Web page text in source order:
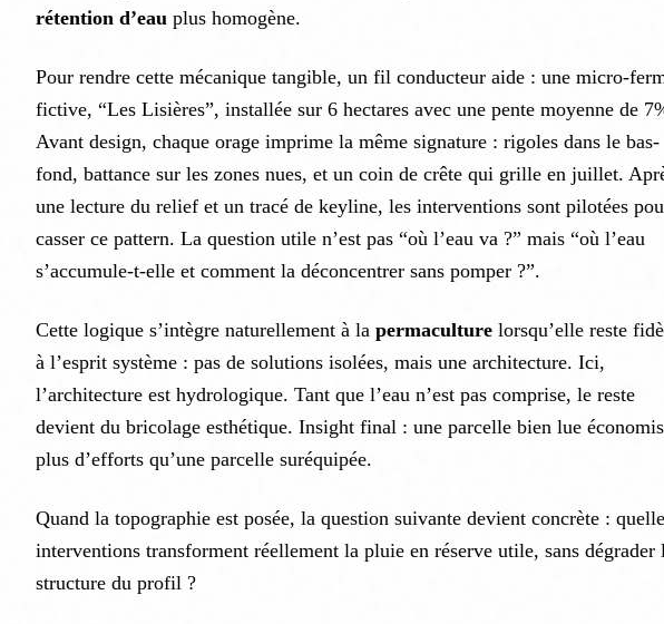
rétention d’eau plus homogène.
Pour rendre cette mécanique tangible, un fil conducteur aide : une micro-
fictive, “Les Lisières”, installée sur 6 hectares avec une pente moyenne de
Avant design, chaque orage imprime la même signature : rigoles dans le bas-
fond, battance sur les zones nues, et un coin de crête qui grille en juillet.
une lecture du relief et un tracé de keyline, les interventions sont pilotées
casser ce pattern. La question utile n’est pas “où l’eau va ?” mais “où l’eau
s’accumule-t-elle et comment la déconcentrer sans pomper ?”.
Cette logique s’intègre naturellement à la permaculture lorsqu’elle reste
à l’esprit système : pas de solutions isolées, mais une architecture. Ici,
l’architecture est hydrologique. Tant que l’eau n’est pas comprise, le reste
devient du bricolage esthétique. Insight final : une parcelle bien lue
plus d’efforts qu’une parcelle suréquipée.
Quand la topographie est posée, la question suivante devient concrète :
interventions transforment réellement la pluie en réserve utile, sans dégrader
structure du profil ?